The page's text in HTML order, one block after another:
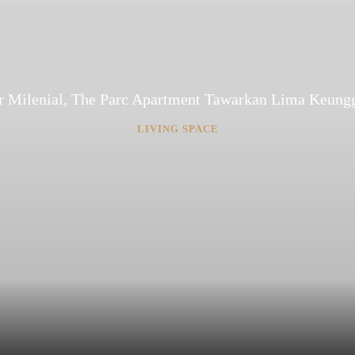
Milenial, The Parc Apartment Tawarkan Lima
LIVING SPACE